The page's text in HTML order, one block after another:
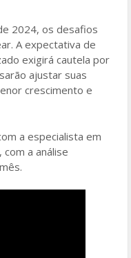
2024, os desafios
A expectativa de
exigirá cautela por
ajustar suas
crescimento e
a especialista em
com a análise